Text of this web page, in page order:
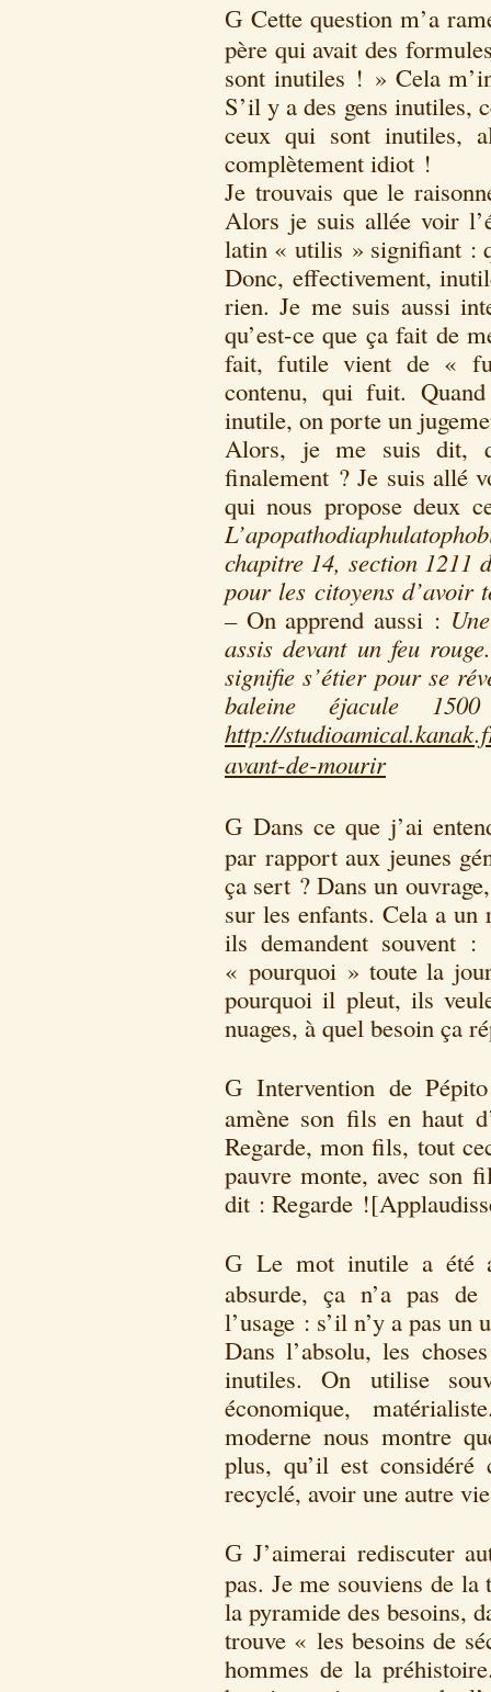
G Cette question m’a
père qui avait des
sont inutiles ! » Cela
S’il y a des gens inutiles,
ceux qui sont inutiles,
complètement idiot !
Je trouvais que le
Alors je suis allée voir
latin « utilis » signifiant :
Donc, effectivement,
rien. Je me suis aussi
qu’est-ce que ça fait de
fait, futile vient de «
contenu, qui fuit.
inutile, on porte un
Alors, je me suis dit,
finalement ? Je suis allé
qui nous propose deux
chapitre 14, section 1211
pour les citoyens d’avoir
– On apprend aussi :
assis devant un feu
signifie s’étier pour se
baleine éjacule
http://
avant-de-mourir
G Dans ce que j’ai
par rapport aux jeunes
ça sert ? Dans un
sur les enfants. Cela a un
ils demandent
« pourquoi » toute la
pourquoi il pleut, ils
nuages, à quel besoin ça
GIntervention de
amène son fils en haut
Regarde, mon fils, tout
pauvre monte, avec son
dit : Regarde
G Le mot inutile a été
absurde, ça n’a pas de
l’usage : s’il n’y a pas
Dans l’absolu, les
inutiles. On utilise
économique,
moderne nous montre
plus, qu’il est
recyclé, avoir une autre
GJ’aimerai rediscuter
pas. Je me souviens de
la pyramide des besoins,
trouve « les besoins de
hommes de la